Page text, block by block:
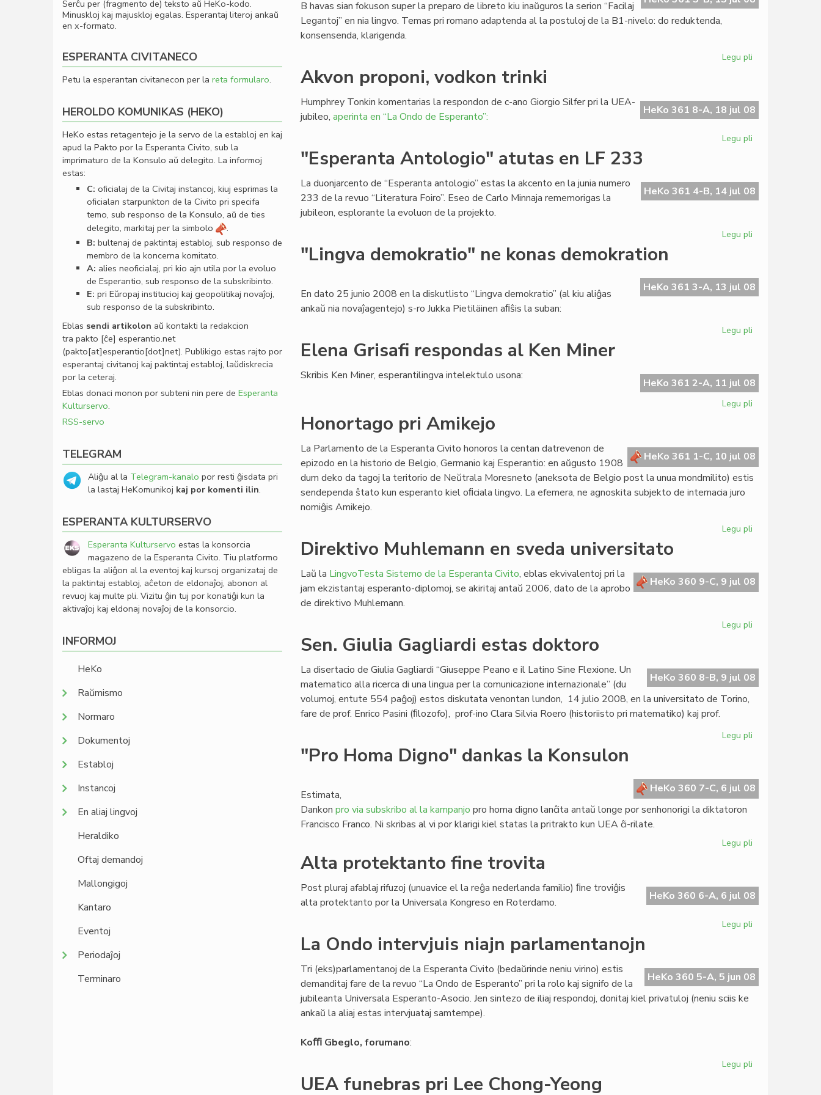
B havas sian fokuson super la preparo de libreto kiu inaŭguros la serion “Facilaj
Legantoj” en nia lingvo. Temas pri romano adaptenda al la postuloj de la B1-nivelo: do reduktenda,
konsensenda, klarigenda.
Legu pli
Internacia
Kursaro
Akvon proponi, vodkon trinki
HeKo 361 8-A, 18 jul 08
Humphrey Tonkin komentarias la respondon de c-ano Giorgio Silfer pri la UEA-
jubileo, aperinta en “La Ondo de Esperanto”:
Legu pli
trinki
"Esperanta Antologio" atutas en LF 233
HeKo 361 4-B, 14 jul 08
La duonjarcento de “Esperanta antologio” estas la akcento en la junia numero
233 de la revuo “Literatura Foiro”. Eseo de Carlo Minnaja rememorigas la
jubileon, esplorante la evoluon de la projekto.
Legu pli
en
LF
"Lingva demokratio" ne konas demokration
HeKo 361 3-A, 13 jul 08
En dato 25 junio 2008 en la diskutlisto “Lingva demokratio” (al kiu aliĝas
ankaŭ nia novaĵagentejo) s-ro Jukka Pietiläinen aﬁŝis la suban:
Legu pli
konas
demokration
Elena Grisafi respondas al Ken Miner
HeKo 361 2-A, 11 jul 08
Skribis Ken Miner, esperantilingva intelektulo usona:
Legu pli
al
Ken
Miner
Honortago pri Amikejo
HeKo 361 1-C, 10 jul 08
La Parlamento de la Esperanta Civito honoros la centan datrevenon de
epizodo en la historio de Belgio, Germanio kaj Esperantio: en aŭgusto 1908
dum deko da tagoj la teritorio de Neŭtrala Moresneto (aneksota de Belgio post la unua mondmilito) estis
sendependa ŝtato kun esperanto kiel oﬁciala lingvo. La efemera, ne agnoskita subjekto de internacia juro
nomiĝis Amikejo.
Legu pli
Direktivo Muhlemann en sveda universitato
HeKo 360 9-C, 9 jul 08
Laŭ la LingvoTesta Sistemo de la Esperanta Civito, eblas ekvivalentoj pri la
jam ekzistantaj esperanto-diplomoj, se akiritaj antaŭ 2006, dato de la aprobo
de direktivo Muhlemann.
Legu pli
sveda
universitato
Sen. Giulia Gagliardi estas doktoro
HeKo 360 8-B, 9 jul 08
La disertacio de Giulia Gagliardi “Giuseppe Peano e il Latino Sine Flexione. Un
matematico alla ricerca di una lingua per la comunicazione internazionale” (du
volumoj, entute 554 paĝoj) estos diskutata venontan lundon, 14 julio 2008, en la universitato de Torino,
fare de prof. Enrico Pasini (ﬁlozofo), prof-ino Clara Silvia Roero (historiisto pri matematiko) kaj prof.
Legu pli
estas
doktoro
"Pro Homa Digno" dankas la Konsulon
HeKo 360 7-C, 6 jul 08
Estimata,
Dankon pro via subskribo al la kampanjo pro homa digno lanĉita antaŭ longe por senhonorigi la diktatoron
Francisco Franco. Ni skribas al vi por klarigi kiel statas la pritrakto kun UEA ĉi-rilate.
Legu pli
dankas
la
Alta protektanto fine trovita
HeKo 360 6-A, 6 jul 08
Post pluraj afablaj rifuzoj (unuavice el la reĝa nederlanda familio) ﬁne troviĝis
alta protektanto por la Universala Kongreso en Roterdamo.
Legu pli
trovita
La Ondo intervjuis niajn parlamentanojn
HeKo 360 5-A, 5 jun 08
Tri (eks)parlamentanoj de la Esperanta Civito (bedaŭrinde neniu virino) estis
demanditaj fare de la revuo “La Ondo de Esperanto” pri la rolo kaj signifo de la
jubileanta Universala Esperanto-Asocio. Jen sintezo de iliaj respondoj, donitaj kiel privatuloj (neniu sciis ke
ankaŭ la aliaj estas intervjuataj samtempe).
Koﬃ Gbeglo, forumano:
Legu pli
UEA funebras pri Lee Chong-Yeong
Serĉu per (fragmento de) teksto aŭ HeKo-kodo.
Minuskloj kaj majuskloj egalas. Esperantaj literoj ankaŭ
en x-formato.
ESPERANTA CIVITANECO
Petu la esperantan civitanecon per la reta formularo.
HEROLDO KOMUNIKAS (HEKO)
HeKo estas retagentejo je la servo de la establoj en kaj
apud la Pakto por la Esperanta Civito, sub la
imprimaturo de la Konsulo aŭ delegito. La informoj
estas:
C: oﬁcialaj de la Civitaj instancoj, kiuj esprimas la
oﬁcialan starpunkton de la Civito pri specifa
temo, sub responso de la Konsulo, aŭ de ties
delegito, markitaj per la simbolo
.
B: bultenaj de paktintaj establoj, sub responso de
membro de la koncerna komitato.
A: alies neoﬁcialaj, pri kio ajn utila por la evoluo
de Esperantio, sub responso de la subskribinto.
E: pri Eŭropaj institucioj kaj geopolitikaj novaĵoj,
sub responso de la subskribinto.
Eblas sendi artikolon aŭ kontakti la redakcion
tra pakto [ĉe] esperantio.net
(pakto[at]esperantio[dot]net). Publikigo estas rajto por
esperantaj civitanoj kaj paktintaj establoj, laŭdiskrecia
por la ceteraj.
Eblas donaci monon por subteni nin pere de Esperanta
Kulturservo.
RSS-servo
TELEGRAM
Aliĝu al la Telegram-kanalo por resti ĝisdata pri
la lastaj HeKomunikoj kaj por komenti ilin.
ESPERANTA KULTURSERVO
Esperanta Kulturservo estas la konsorcia
magazeno de la Esperanta Civito. Tiu platformo
ebligas la aliĝon al la eventoj kaj kursoj organizataj de
la paktintaj establoj, aĉeton de eldonaĵoj, abonon al
revuoj kaj multe pli. Vizitu ĝin tuj por konatiĝi kun la
aktivaĵoj kaj eldonaj novaĵoj de la konsorcio.
INFORMOJ
HeKo
Raŭmismo
Normaro
Dokumentoj
Establoj
Instancoj
En aliaj lingvoj
Heraldiko
Oftaj demandoj
Mallongigoj
Kantaro
Eventoj
Periodaĵoj
Terminaro